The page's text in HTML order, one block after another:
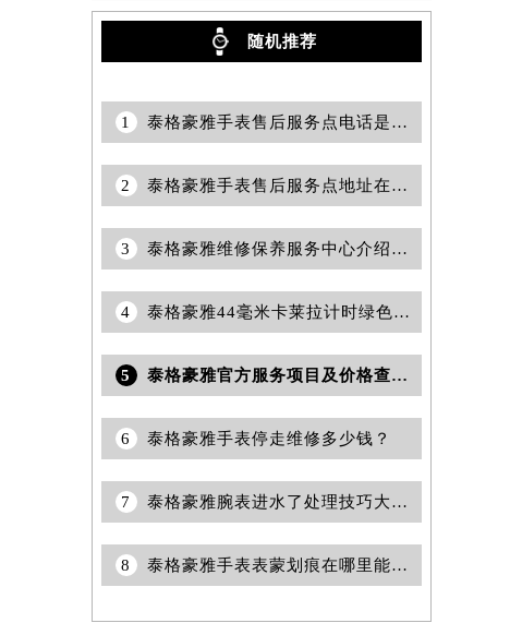
随机推荐
1 泰格豪雅手表售后服务点电话是多少？
2 泰格豪雅手表售后服务点地址在哪里？
3 泰格豪雅维修保养服务中心介绍 | 泰格豪雅
4 泰格豪雅44毫米卡莱拉计时绿色腕表，腕间的一抹新意
5 泰格豪雅官方服务项目及价格查询｜热线和详细维修地址权威信息通告（2026年7月最新）
6 泰格豪雅手表停走维修多少钱？
7 泰格豪雅腕表进水了处理技巧大全（避免永久损害的应急方法）
8 泰格豪雅手表表蒙划痕在哪里能维修？